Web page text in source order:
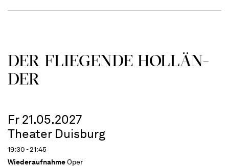
DER FLIE­GEN­DE HOL­LÄN­
DER
Fr 21.05.2027
Theater Duisburg
19:30 - 21:45
WiederaufnahmeOper